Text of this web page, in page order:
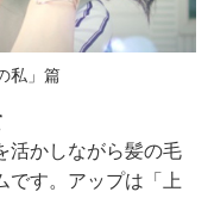
私」篇
活かしながら髪の毛
です。アップは「上